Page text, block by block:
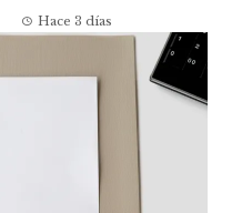
Hace 3 días